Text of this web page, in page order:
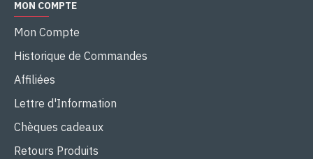
MON COMPTE
Mon Compte
Historique de Commandes
Affiliées
Lettre d'Information
Chèques cadeaux
Retours Produits